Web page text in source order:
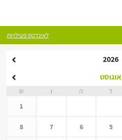
לאינדקס פעילויות
2026
אוגוסט
ד ה ו
ש
1
5
6
7
8